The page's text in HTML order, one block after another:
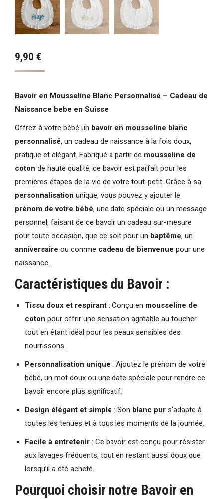
9,90 €
Bavoir en Mousseline Blanc Personnalisé – Cadeau de
Naissance bebe en Suisse
Offrez à votre bébé un bavoir en mousseline blanc
personnalisé, un cadeau de naissance à la fois doux,
pratique et élégant. Fabriqué à partir de mousseline de
coton de haute qualité, ce bavoir est parfait pour les
premières étapes de la vie de votre tout-petit. Grâce à sa
personnalisation unique, vous pouvez y ajouter le
prénom de votre bébé, une date spéciale ou un message
personnel, faisant de ce bavoir un cadeau sur-mesure
pour toute occasion, que ce soit pour un baptême, un
anniversaire ou comme cadeau de bienvenue pour une
naissance.
Caractéristiques du Bavoir :
Tissu doux et respirant : Conçu en mousseline de
coton pour offrir une sensation agréable au toucher
tout en étant idéal pour les peaux sensibles des
nourrissons.
Personnalisation unique : Ajoutez le prénom de votre
bébé, un mot doux ou une date spéciale pour rendre ce
bavoir encore plus significatif.
Design élégant et simple : Son blanc pur s’adapte à
toutes les tenues et à tous les moments de la journée.
Facile à entretenir : Ce bavoir est conçu pour résister
aux lavages fréquents, tout en restant aussi doux que
lorsqu’il a été acheté.
Pourquoi choisir notre Bavoir en